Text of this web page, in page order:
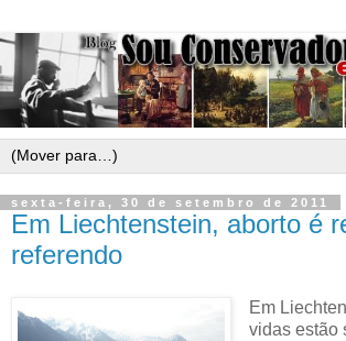
sexta-feira, 30 de setembro de 2011
Em Liechtenstein, aborto é
referendo
Em
vidas estão